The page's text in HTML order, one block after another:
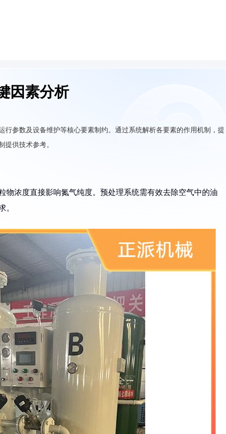
因素分析
行参数及设备维护等核心要素制约。通过系统解析各要素的作用机制，提
提供技术参考。
物浓度直接影响氮气纯度。预处理系统需有效去除空气中的油
。